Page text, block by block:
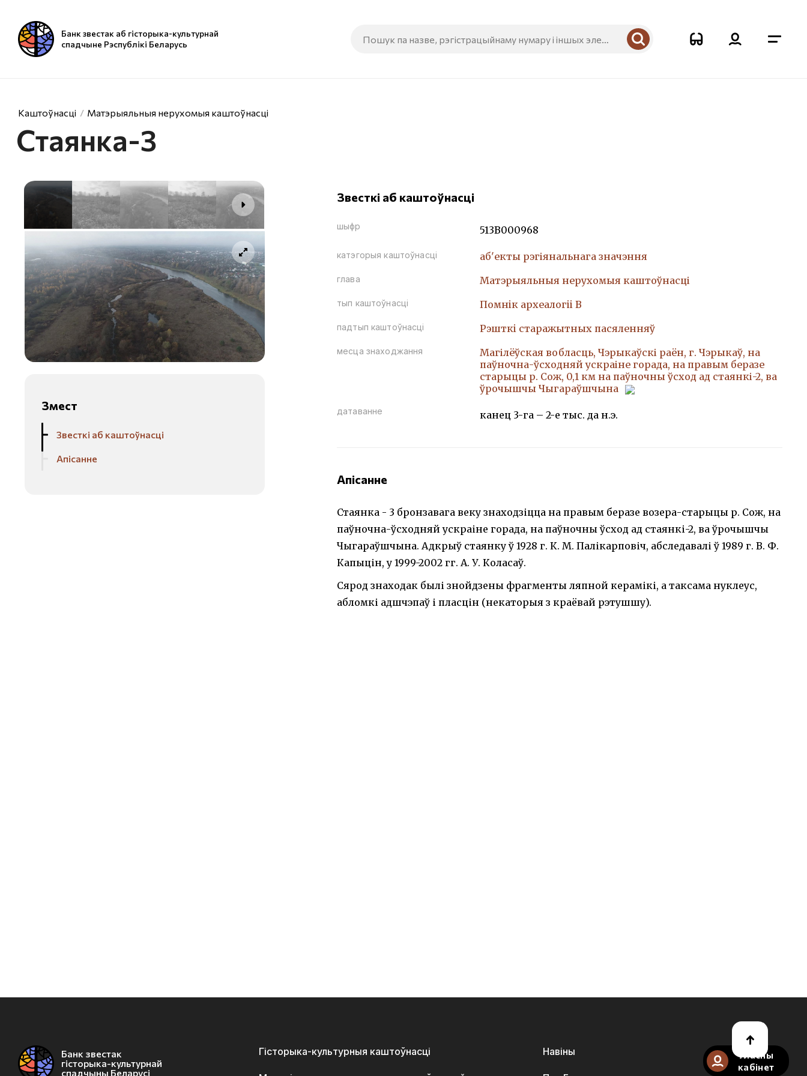
Банк звестак аб гісторыка-культурнай
спадчыне Рэспублікі Беларусь
Каштоўнасці Матэрыяльныя нерухомыя каштоўнасці
Стаянка-3
Змест
Звесткі аб каштоўнасці
Апісанне
Звесткі аб каштоўнасці
шыфр 513В000968
катэгорыя каштоўнасці аб'екты рэгіянальнага значэння
глава Матэрыяльныя нерухомыя каштоўнасці
тып каштоўнасці Помнiк археалогii В
падтып каштоўнасці Рэшткi старажытных пасяленняў
месца знаходжання
Магілёўская вобласць, Чэрыкаўскі раён, г. Чэрыкаў, на
паўночна-ўсходняй ускраіне горада, на правым беразе
старыцы р. Сож, 0,1 км на паўночны ўсход ад стаянкі-2, ва
ўрочышчы Чыгараўшчына
датаванне канец 3-га – 2-е тыс. да н.э.
Апісанне
Стаянка - 3 бронзавага веку знаходзіцца на правым беразе возера-старыцы р. Сож, на
паўночна-ўсходняй ускраіне горада, на паўночны ўсход ад стаянкі-2, ва ўрочышчы
Чыгараўшчына. Адкрыў стаянку ў 1928 г. К. М. Палікарповіч, абследавалі ў 1989 г. В. Ф.
Капыцін, у 1999-2002 гг. А. У. Коласаў.
Сярод знаходак былі знойдзены фрагменты ляпной керамікі, а таксама нуклеус,
абломкі адшчэпаў і пласцін (некаторыя з краёвай рэтушшу).
Банк звестак
гісторыка-культурнай
спадчыны Беларусі
Гісторыка-культурныя каштоўнасці Навіны
Уласны
кабінет